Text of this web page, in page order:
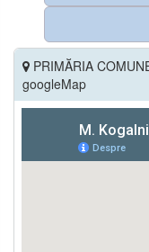
PRIMĂRIA
googleMap